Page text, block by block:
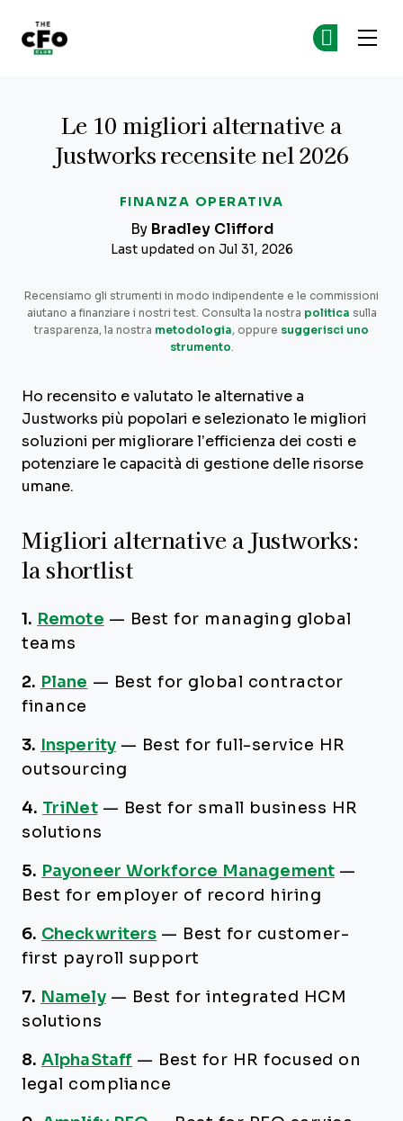
FINANZA OPERATIVA
Le 10 migliori alternative a
Justworks recensite nel 2026
By Bradley Clifford
Last updated on Jul 31, 2026
Recensiamo gli strumenti in modo indipendente e le commissioni
aiutano a finanziare i nostri test. Consulta la nostra politica sulla
trasparenza, la nostra metodologia, oppure suggerisci uno
strumento.
Ho recensito e valutato le alternative a
Justworks più popolari e selezionato le migliori
soluzioni per migliorare l’efficienza dei costi e
potenziare le capacità di gestione delle risorse
umane.
Migliori alternative a Justworks:
la shortlist
1. Remote — Best for managing global
teams
2. Plane — Best for global contractor
finance
3. Insperity — Best for full-service HR
outsourcing
4. TriNet — Best for small business HR
solutions
5. Payoneer Workforce Management —
Best for employer of record hiring
6. Checkwriters — Best for customer-
first payroll support
7. Namely — Best for integrated HCM
solutions
8. AlphaStaff — Best for HR focused on
legal compliance